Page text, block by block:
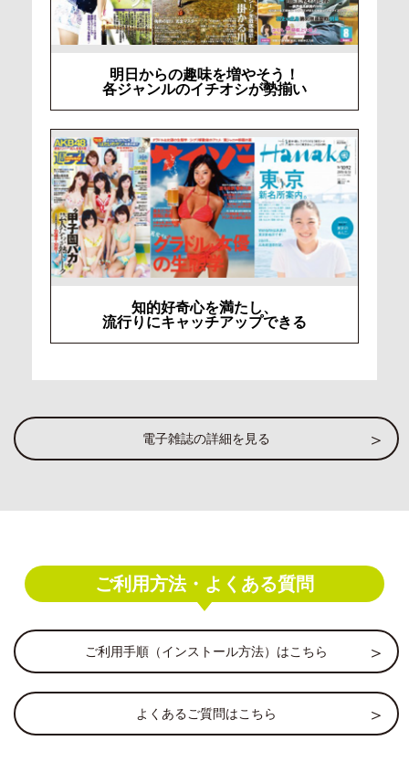
明日からの趣味を増やそう！
各ジャンルのイチオシが勢揃い
知的好奇心を満たし、
流行りにキャッチアップできる
電子雑誌の詳細を見る
ご利用方法・よくある質問
ご利用手順（インストール方法）はこちら
よくあるご質問はこちら